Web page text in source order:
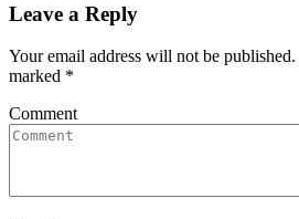
Leave a Reply
Your email address will not be published.
marked *
Comment